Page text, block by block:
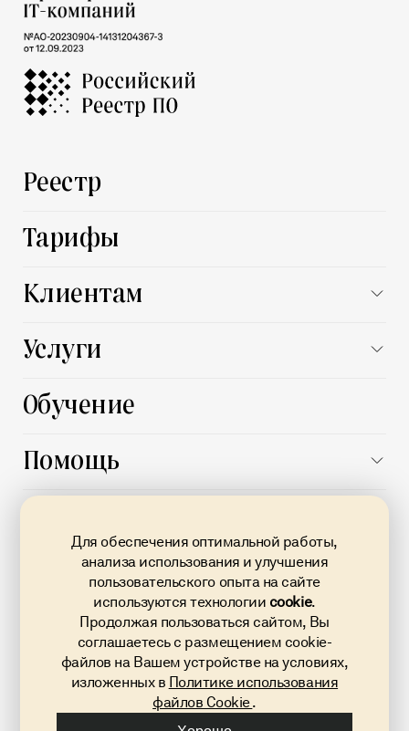
Для обеспечения оптимальной работы,
анализа использования и улучшения
пользовательского опыта на сайте
используются технологии cookie.
Продолжая пользоваться сайтом, Вы
соглашаетесь с размещением cookie-
файлов на Вашем устройстве на условиях,
изложенных в Политике использования
файлов Cookie.
Реестр
Тарифы
Клиентам
Поставщику
Услуги
Все услуги
Автоматизация процессов
Подготовка документации
гарантия
Кредит на исполнение контракта по 223-ФЗ
Тендерное сопровождение
Обучение
Помощь
База знаний
Документы
Карта сайта
Контакты
8 800 707 02 23
Звонок по России бесплатный
info@torgi223.ru
Политика конфиденциальности и файлы cookie